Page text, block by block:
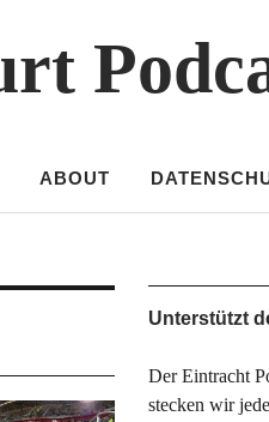
ABOUT
Unterstützt
Der Eintracht
stecken wir